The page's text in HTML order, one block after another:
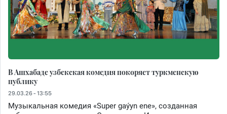
В Ашхабаде узбекская комедия покоряет туркменскую
публику
29.03.26 - 13:55
Музыкальная комедия «Super gaýyn ene», созданная